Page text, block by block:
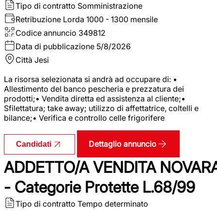
Tipo di contratto Somministrazione
Retribuzione Lorda 1000 - 1300 mensile
Codice annuncio 349812
Data di pubblicazione 5/8/2026
Città Jesi
La risorsa selezionata si andrà ad occupare di: •
Allestimento del banco pescheria e prezzatura dei
prodotti;• Vendita diretta ed assistenza al cliente;•
Sfilettatura; take away; utilizzo di affettatrice, coltelli e
bilance;• Verifica e controllo celle frigorifere
Candidati Dettaglio annuncio
ADDETTO/A VENDITA
- Categorie Protette L.68/99
Tipo di contratto Tempo determinato